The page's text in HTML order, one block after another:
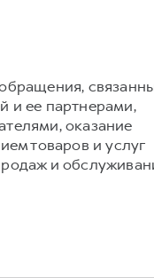
и ее партнерами,
оказание
товаров и услуг
и